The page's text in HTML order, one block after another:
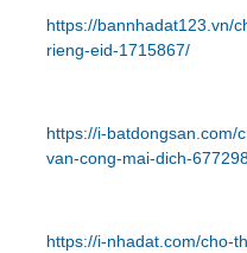
https://bannhadat123.vn/
rieng-eid-1715867/
https://i-batdongsan.com/
van-cong-mai-dich-
https://i-nhadat.com/cho-